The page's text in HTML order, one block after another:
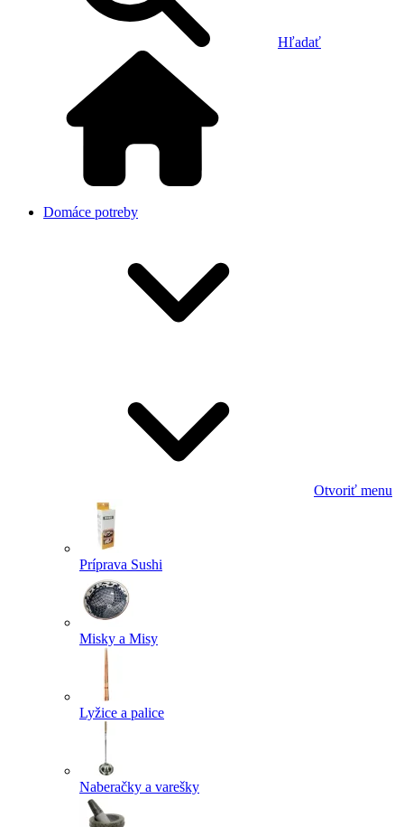
Hľadať
Domáce potreby
Otvoriť menu
Príprava Sushi
Misky a Misy
Lyžice a palice
Naberačky a varešky